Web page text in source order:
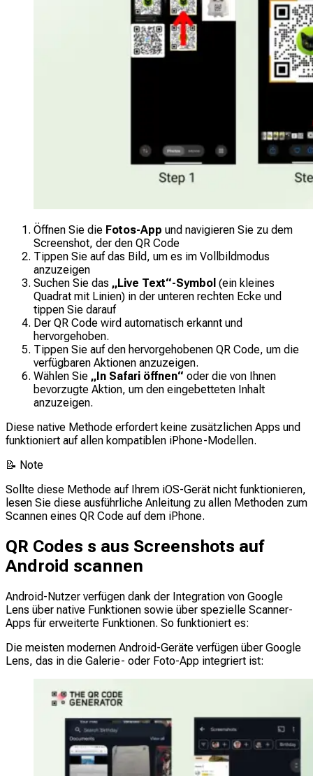
Öffnen Sie die Fotos-App und navigieren Sie zu dem
Screenshot, der den QR Code
Tippen Sie auf das Bild, um es im Vollbildmodus
anzuzeigen
Suchen Sie das „Live Text“-Symbol (ein kleines
Quadrat mit Linien) in der unteren rechten Ecke und
tippen Sie darauf
Der QR Code wird automatisch erkannt und
hervorgehoben.
Tippen Sie auf den hervorgehobenen QR Code, um die
verfügbaren Aktionen anzuzeigen.
Wählen Sie „In Safari öffnen“ oder die von Ihnen
bevorzugte Aktion, um den eingebetteten Inhalt
anzuzeigen.
Diese native Methode erfordert keine zusätzlichen Apps und
funktioniert auf allen kompatiblen iPhone-Modellen.
📝 Note
Sollte diese Methode auf Ihrem iOS-Gerät nicht funktionieren,
lesen Sie diese ausführliche Anleitung zu allen Methoden zum
Scannen eines QR Code auf dem iPhone.
QR Codes s aus Screenshots auf
Android scannen
Android-Nutzer verfügen dank der Integration von Google
Lens über native Funktionen sowie über spezielle Scanner-
Apps für erweiterte Funktionen. So funktioniert es:
Die meisten modernen Android-Geräte verfügen über Google
Lens, das in die Galerie- oder Foto-App integriert ist: